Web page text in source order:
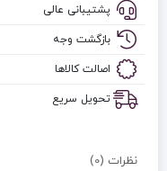
پشتیبانی عالی
بازگشت وجه
اصالت کالاها
تحویل سریع
نظرات (0)